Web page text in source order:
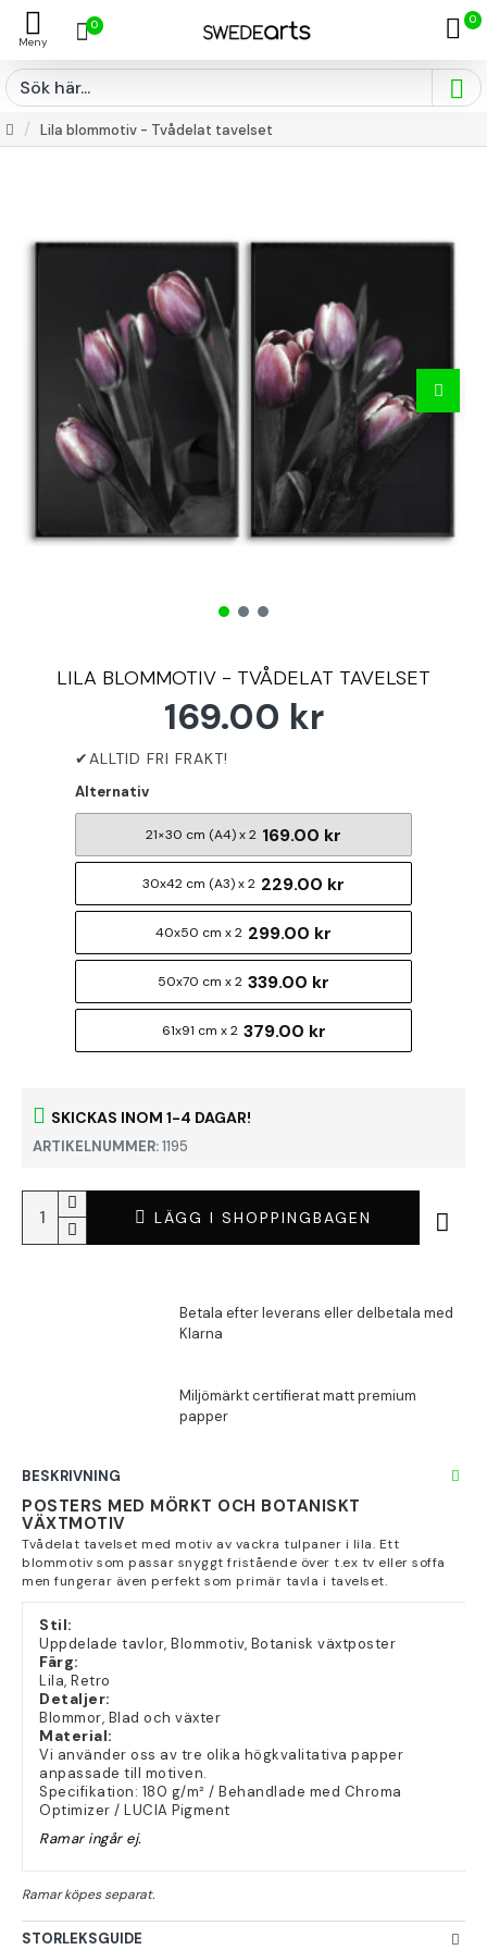
0 0
Lila blommotiv - Tvådelat tavelset
LILA BLOMMOTIV - TVÅDELAT TAVELSET
SKICKAS INOM 1-4 DAGAR!
ARTIKELNUMMER:1195
169.00 kr
Alternativ
21×30 cm (A4) x 2 169.00 kr
30x42 cm (A3) x 2 229.00 kr
40x50 cm x 2 299.00 kr
50x70 cm x 2 339.00 kr
61x91 cm x 2 379.00 kr
LÄGG I SHOPPINGBAGEN
BESKRIVNING
POSTERS MED MÖRKT OCH BOTANISKT
VÄXTMOTIV
Tvådelat tavelset med motiv av vackra tulpaner i lila. Ett
blommotiv som passar snyggt fristående över t.ex tv eller soffa
men fungerar även perfekt som primär tavla i tavelset.
Stil:
Uppdelade tavlor, Blommotiv, Botanisk växtposter
Färg:
Lila, Retro
Detaljer:
Blommor, Blad och växter
Material:
Vi använder oss av tre olika högkvalitativa papper
anpassade till motiven.
Specifikation: 180 g/m² / Behandlade med Chroma
Optimizer / LUCIA Pigment
Ramar ingår ej.
STORLEKSGUIDE